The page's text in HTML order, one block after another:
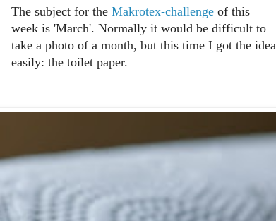
The subject for the Makrotex-challengeof this
week is 'March'. Normally it would be difficult to
take a photo of a month, but this time I got the idea
easily: the toilet paper.